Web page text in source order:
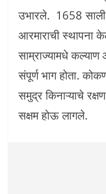
उभारले. 1658 साली
आरमाराची स्थापना
साम्राज्यामधे
संपूर्ण भाग होता.
समुद्र किनाऱ्याचे
सक्षम होऊ लागले.